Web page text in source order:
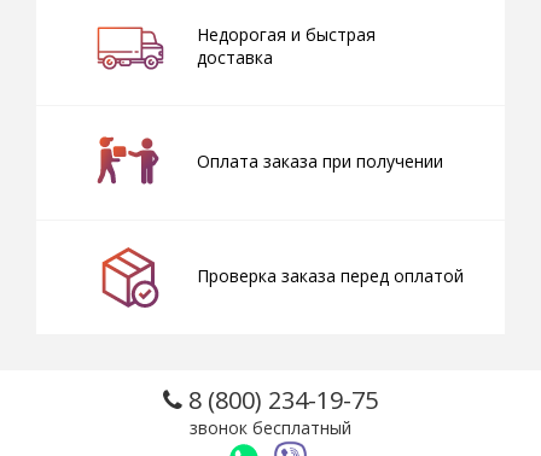
Недорогая и быстрая
доставка
Оплата заказа при получении
Проверка заказа перед оплатой
8 (800) 234-19-75
звонок бесплатный